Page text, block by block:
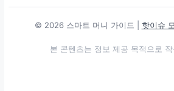
© 2026 스마트 머니 가이드 | 핫이슈
본 콘텐츠는 정보 제공 목적으로